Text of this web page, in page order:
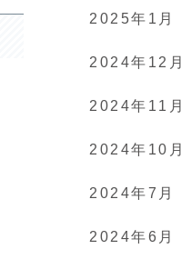
2025年1月
2024年12月
2024年11月
2024年10月
2024年7月
2024年6月